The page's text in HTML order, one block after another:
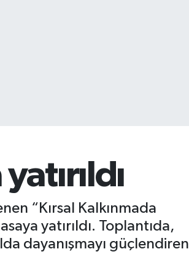
“Kırsal Kalkınmada
yatırıldı. Toplantıda,
dayanışmayı güçlendiren